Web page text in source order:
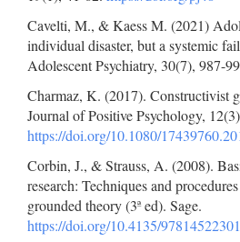
Cavelti, M., & Kaess M. (2021)
individual disaster, but a systemic
Adolescent Psychiatry, 30(7), 987-
Charmaz, K. (2017). Constructivist
Journal of Positive Psychology,
https://doi.org/10.1080/
Corbin, J., & Strauss, A. (2008).
research: Techniques and
grounded theory (3ª ed). Sage.
https://doi.org/10.4135/